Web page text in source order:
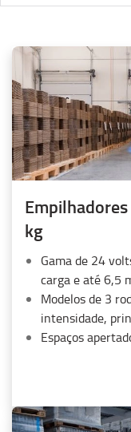
kg
Gama de 24
carga e até 6,5
Modelos de 3
intensidade,
Espaços